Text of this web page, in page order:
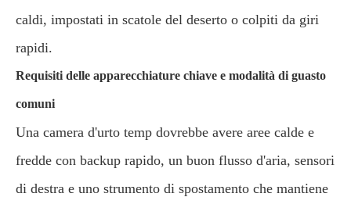
caldi, impostati in scatole del deserto o colpiti da giri
rapidi.
Requisiti delle apparecchiature chiave e modalità di guasto
comuni
Una camera d'urto temp dovrebbe avere aree calde e
fredde con backup rapido, un buon flusso d'aria, sensori
di destra e uno strumento di spostamento che mantiene